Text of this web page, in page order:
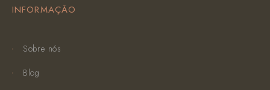
INFORMAÇÃO
Sobre nós
Blog